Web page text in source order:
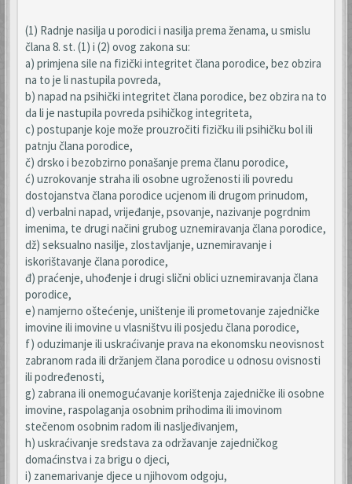
(1) Radnje nasilja u porodici i nasilja prema ženama, u smislu
člana 8. st. (1) i (2) ovog zakona su:
a) primjena sile na fizički integritet člana porodice, bez obzira
na to je li nastupila povreda,
b) napad na psihički integritet člana porodice, bez obzira na to
da li je nastupila povreda psihičkog integriteta,
c) postupanje koje može prouzročiti fizičku ili psihičku bol ili
patnju člana porodice,
č) drsko i bezobzirno ponašanje prema članu porodice,
ć) uzrokovanje straha ili osobne ugroženosti ili povredu
dostojanstva člana porodice ucjenom ili drugom prinudom,
d) verbalni napad, vrijeđanje, psovanje, nazivanje pogrdnim
imenima, te drugi načini grubog uznemiravanja člana porodice,
dž) seksualno nasilje, zlostavljanje, uznemiravanje i
iskorištavanje člana porodice,
đ) praćenje, uhođenje i drugi slični oblici uznemiravanja člana
porodice,
e) namjerno oštećenje, uništenje ili prometovanje zajedničke
imovine ili imovine u vlasništvu ili posjedu člana porodice,
f) oduzimanje ili uskraćivanje prava na ekonomsku neovisnost
zabranom rada ili držanjem člana porodice u odnosu ovisnosti
ili podređenosti,
g) zabrana ili onemogućavanje korištenja zajedničke ili osobne
imovine, raspolaganja osobnim prihodima ili imovinom
stečenom osobnim radom ili nasljeđivanjem,
h) uskraćivanje sredstava za održavanje zajedničkog
domaćinstva i za brigu o djeci,
i) zanemarivanje djece u njihovom odgoju,